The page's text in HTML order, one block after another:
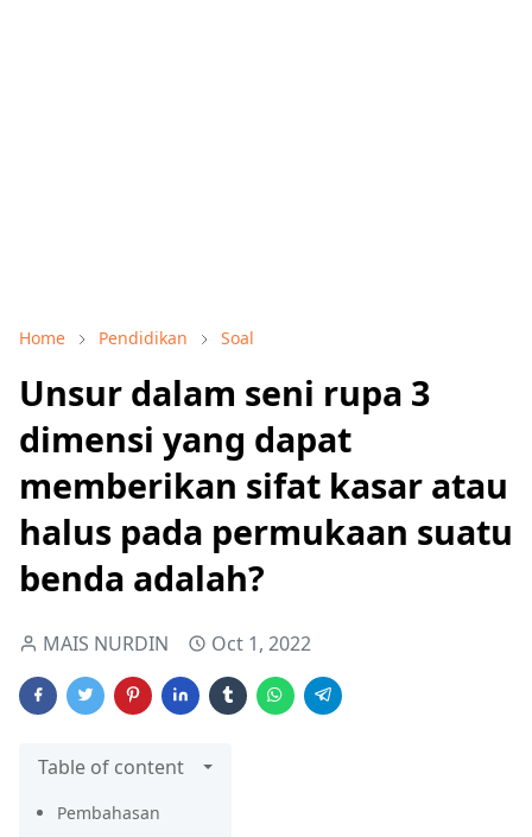
Home Pendidikan Soal
Unsur dalam seni rupa 3
dimensi yang dapat
memberikan sifat kasar atau
halus pada permukaan suatu
benda adalah?
MAIS NURDIN Oct 1, 2022
Table of content
Pembahasan